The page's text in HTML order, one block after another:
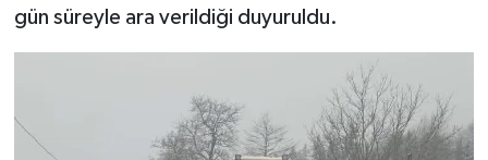
gün süreyle ara verildiği duyuruldu.